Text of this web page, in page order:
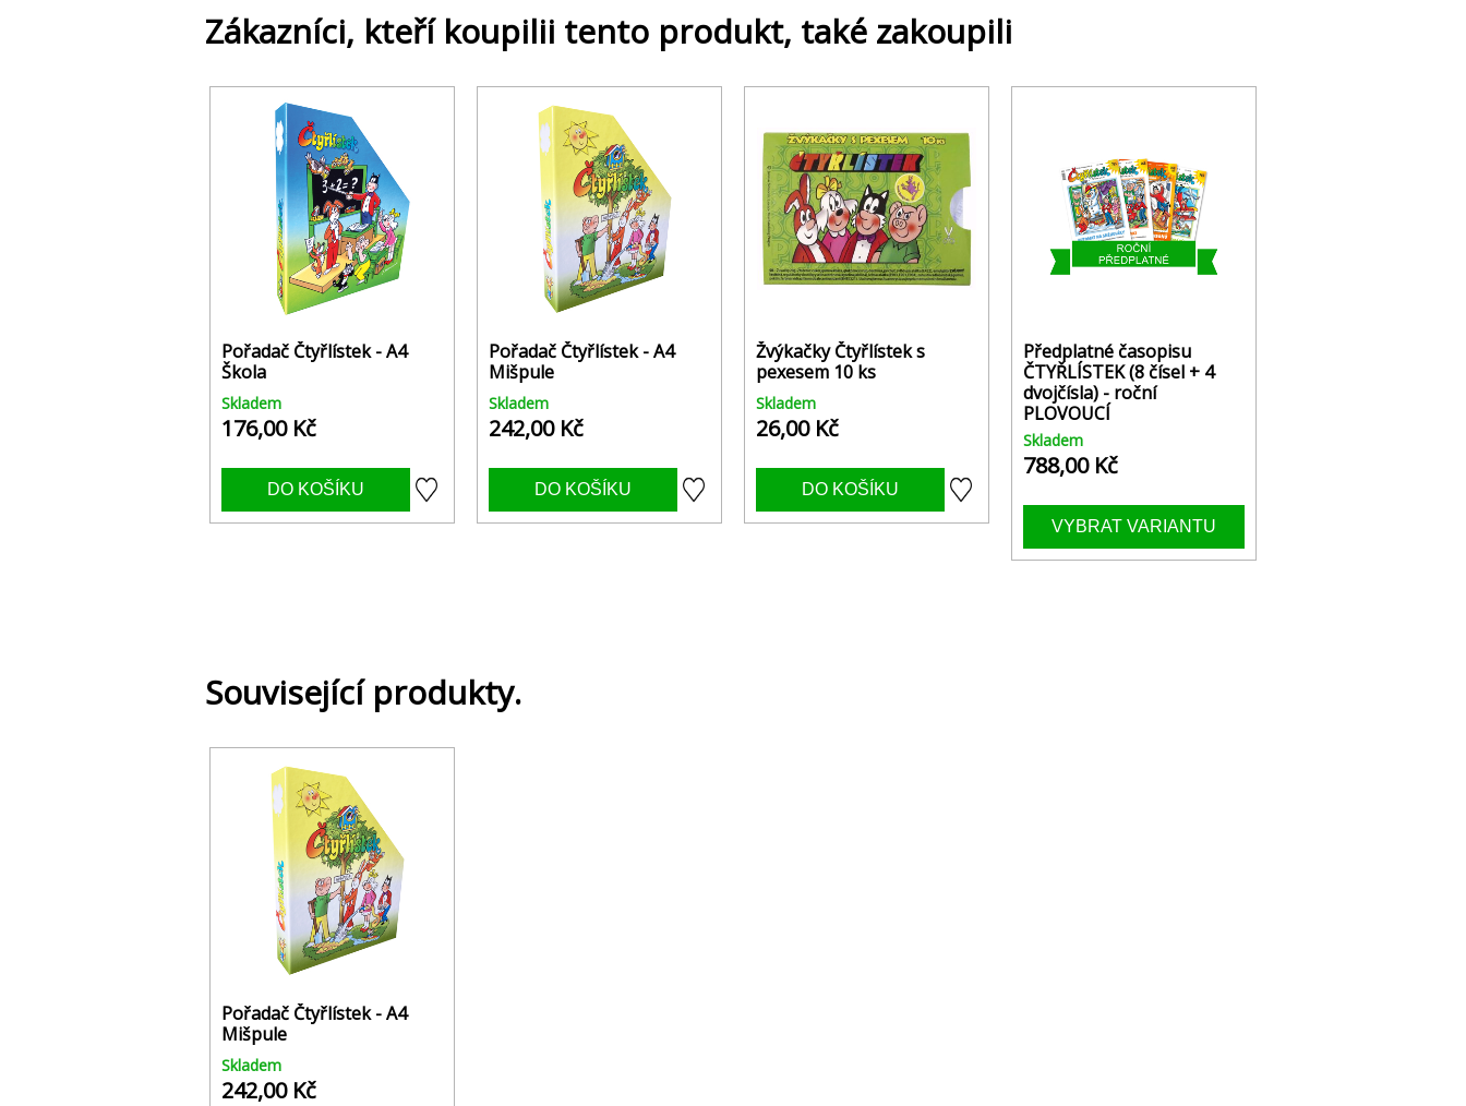
Zákazníci, kteří koupilii tento produkt, také zakoupili
Pořadač Čtyřlístek - A4
Škola
Skladem
176,00 Kč
Pořadač Čtyřlístek - A4
Mišpule
Skladem
242,00 Kč
Žvýkačky Čtyřlístek s
pexesem 10 ks
Skladem
26,00 Kč
Předplatné časopisu
ČTYŘLÍSTEK (8 čísel + 4
dvojčísla) - roční
PLOVOUCÍ
Skladem
788,00 Kč
Související produkty.
Pořadač Čtyřlístek - A4
Mišpule
Skladem
242,00 Kč